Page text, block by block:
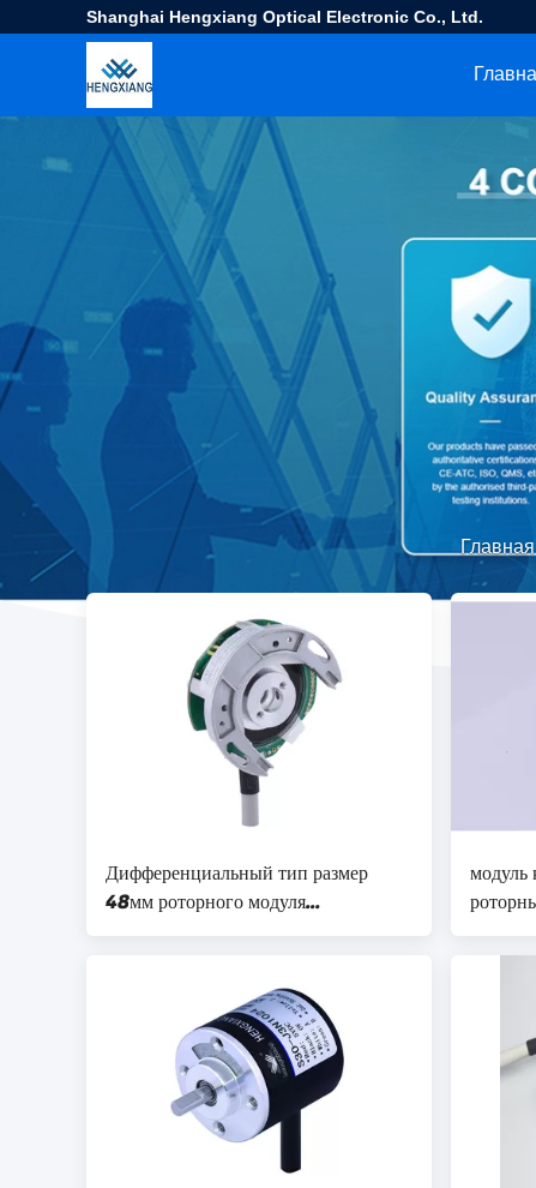
Shanghai Hengxiang Optical Electronic Co., Ltd.
Дифференциальный тип размер
48мм роторного модуля
кодировщика внешний 1024 Пулес
КВ